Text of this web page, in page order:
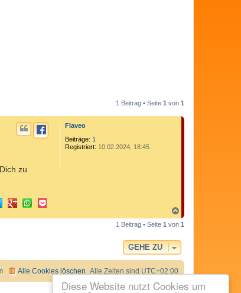
Diese Website nutzt Cookies um
1 Beitrag • Seite 1 von 1
Flaveo
Beiträge: 1
Registriert: 10.02.2024, 18:45
zu
a
c
o
b
e
1 Beitrag • Seite 1 von 1
GEHE ZU
Alle Zeiten sind UTC+02:00
Alle Cookies löschen